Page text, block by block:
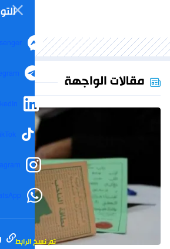
تم نسخ الرابط
مقالات الواجهة